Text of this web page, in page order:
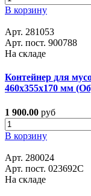
В корзину
Арт. 281053
Арт. пост. 900788
На складе
Контейнер для
460х355х170 мм
1 900.00 руб
В корзину
Арт. 280024
Арт. пост. 023692С
На складе